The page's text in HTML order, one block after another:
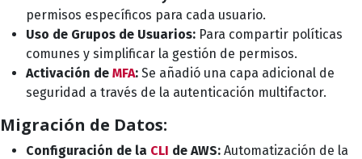
permisos específicos para cada usuario.
Uso de Grupos de Usuarios: Para compartir políticas
comunes y simplificar la gestión de permisos.
Activación de MFA: Se añadió una capa adicional de
seguridad a través de la autenticación multifactor.
Migración de Datos:
Configuración de la CLI de AWS: Automatización de la